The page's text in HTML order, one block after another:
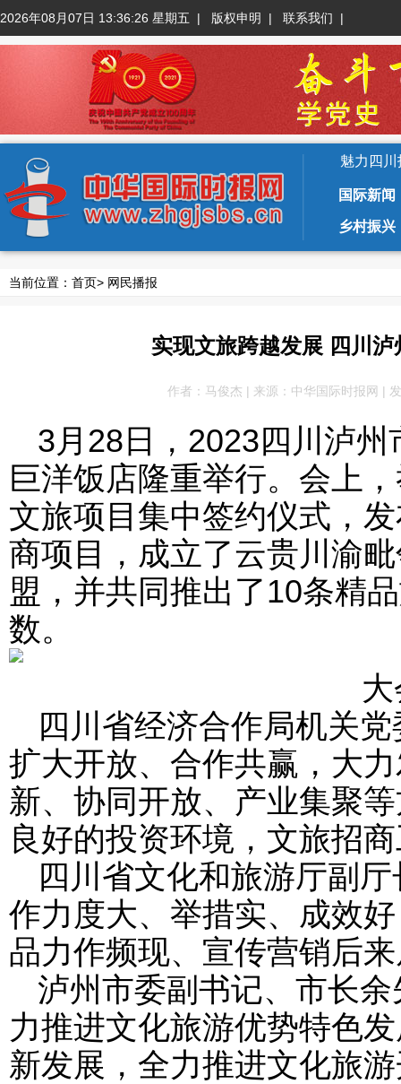
2026年08月07日 13:36:26 星期五 | 版权申明 | 联系我们 |
魅力四川
国际新闻
乡村振兴
当前位置： 首页> 网民播报
实现文旅跨越发展 四川
作者：马俊杰 | 来源：中华国际时报网 |
3月28日，2023四川泸
巨洋饭店隆重举行。会上
文旅项目集中签约仪式，
商项目，成立了云贵川渝
盟，并共同推出了10条精
数。
四川省经济合作局机关
扩大开放、合作共赢，大
新、协同开放、产业集聚
良好的投资环境，文旅招
四川省文化和旅游厅副
作力度大、举措实、成效
品力作频现、宣传营销后
泸州市委副书记、市长
力推进文化旅游优势特色
新发展，全力推进文化旅